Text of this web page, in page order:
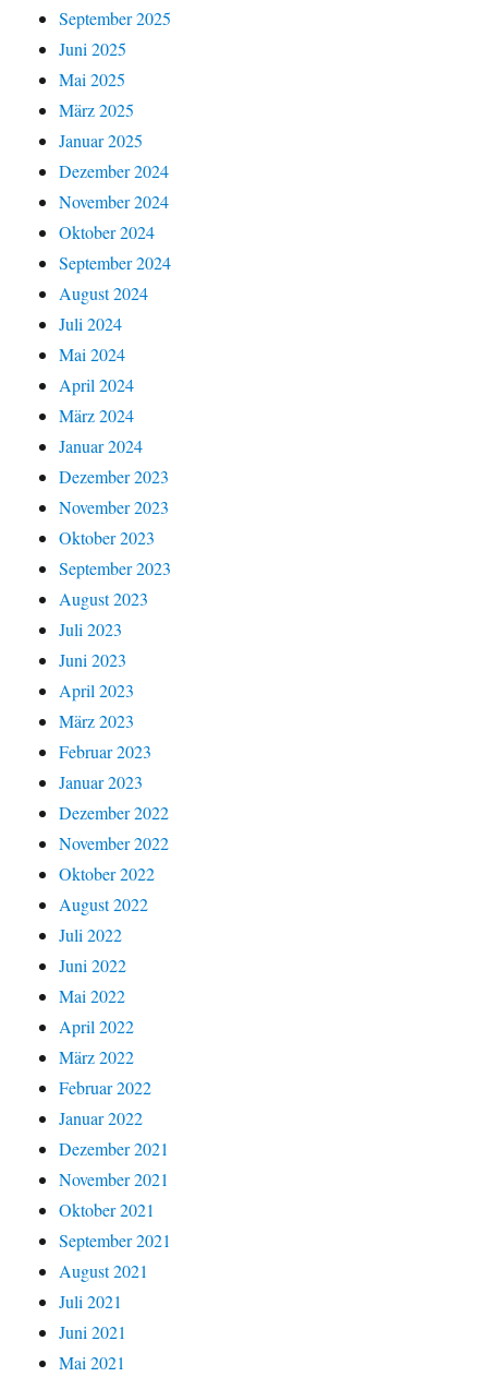
September 2025
Juni 2025
Mai 2025
März 2025
Januar 2025
Dezember 2024
November 2024
Oktober 2024
September 2024
August 2024
Juli 2024
Mai 2024
April 2024
März 2024
Januar 2024
Dezember 2023
November 2023
Oktober 2023
September 2023
August 2023
Juli 2023
Juni 2023
April 2023
März 2023
Februar 2023
Januar 2023
Dezember 2022
November 2022
Oktober 2022
August 2022
Juli 2022
Juni 2022
Mai 2022
April 2022
März 2022
Februar 2022
Januar 2022
Dezember 2021
November 2021
Oktober 2021
September 2021
August 2021
Juli 2021
Juni 2021
Mai 2021